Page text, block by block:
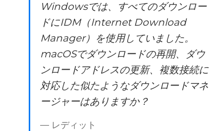
Windowsでは、すべてのダウンロー
ドにIDM（Internet Download
Manager）を使用していました。
macOSでダウンロードの再開、ダウ
ンロードアドレスの更新、複数接続に
対応した似たようなダウンロードマネ
ージャーはありますか？
— レディット